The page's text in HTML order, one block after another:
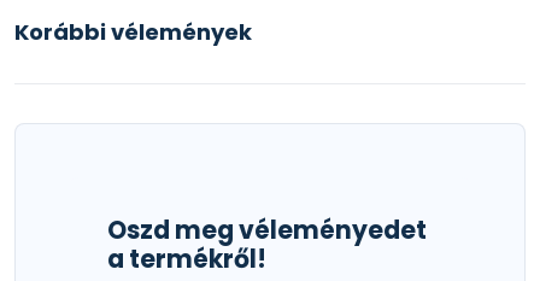
Korábbi vélemények
Oszd meg véleményedet
a termékről!